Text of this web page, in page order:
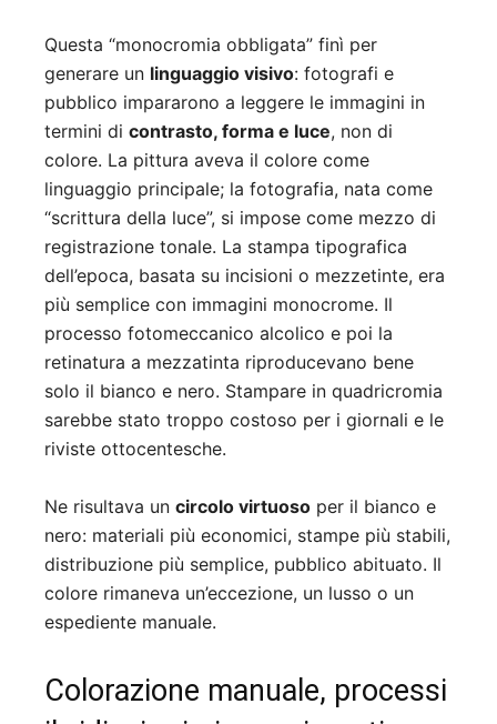
Questa “monocromia obbligata” finì per
generare un linguaggio visivo: fotografi e
pubblico impararono a leggere le immagini in
termini di contrasto, forma e luce, non di
colore. La pittura aveva il colore come
linguaggio principale; la fotografia, nata come
“scrittura della luce”, si impose come mezzo di
registrazione tonale. La stampa tipografica
dell’epoca, basata su incisioni o mezzetinte, era
più semplice con immagini monocrome. Il
processo fotomeccanico alcolico e poi la
retinatura a mezzatinta riproducevano bene
solo il bianco e nero. Stampare in quadricromia
sarebbe stato troppo costoso per i giornali e le
riviste ottocentesche.
Ne risultava un circolo virtuoso per il bianco e
nero: materiali più economici, stampe più stabili,
distribuzione più semplice, pubblico abituato. Il
colore rimaneva un’eccezione, un lusso o un
espediente manuale.
Colorazione manuale, processi